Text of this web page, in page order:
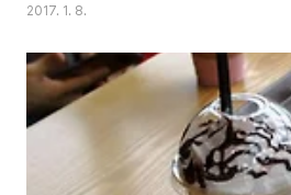
PS : 보문역(6호선) 4번출구 앞, 주차장 없습니
2017-01-08
2017. 1. 8.